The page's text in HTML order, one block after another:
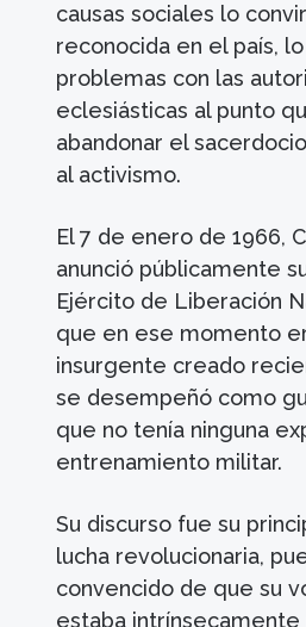
causas sociales lo
reconocida en el país,
problemas con las
eclesiásticas al punto
abandonar el
al activismo.
El 7 de enero de 1966,
anunció públicamente
Ejército de Liberación
que en ese momento
insurgente creado
se desempeñó como
que no tenía ninguna
entrenamiento militar.
Su discurso fue su
lucha revolucionaria,
convencido de que su
estaba intrínsecamente